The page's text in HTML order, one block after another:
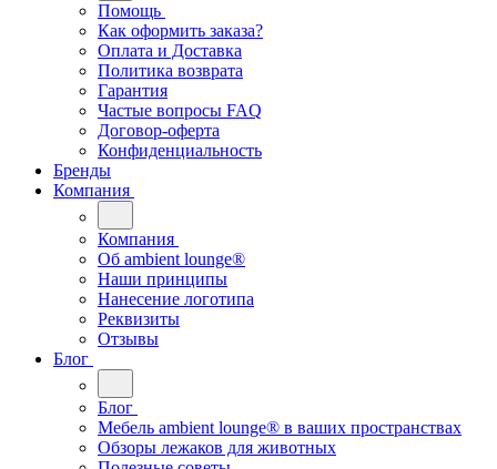
Помощь
Как оформить заказа?
Оплата и Доставка
Политика возврата
Гарантия
Частые вопросы FAQ
Договор-оферта
Конфиденциальность
Бренды
Компания
Компания
Oб ambient lounge®
Наши принципы
Нанесение логотипа
Реквизиты
Отзывы
Блог
Блог
Мебель ambient lounge® в ваших пространствах
Обзоры лежаков для животных